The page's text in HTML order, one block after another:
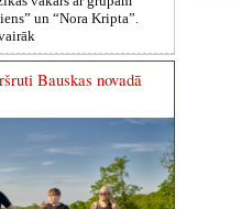
un “Nora Kripta”.
Bauskas novadā